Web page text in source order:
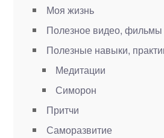
Моя жизнь
Полезное видео, фильмы
Полезные навыки,
Медитации
Симорон
Притчи
Саморазвитие